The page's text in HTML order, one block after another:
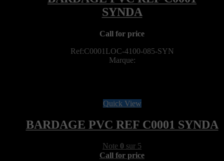
Call for price
Ref:C0001LOC-4100-085-SYN
Marque:
Quick View
BARDAGE PVC REF C0001 SYNDA
Note 0 sur 5
Call for price